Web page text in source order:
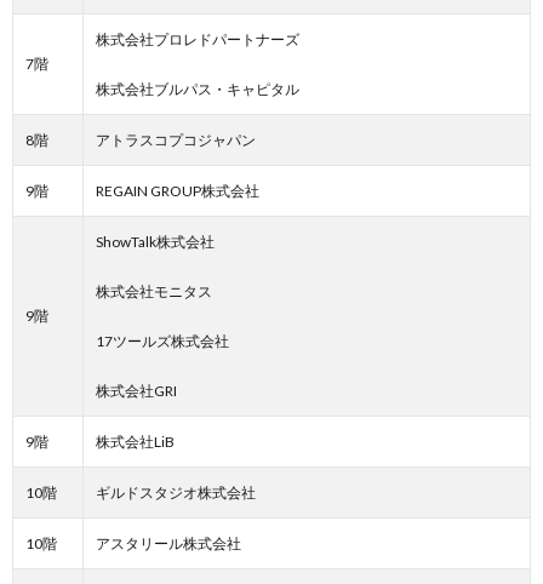
7階
株式会社プロレドパートナーズ
株式会社ブルパス・キャピタル
8階 アトラスコプコジャパン
9階 REGAIN GROUP株式会社
9階
ShowTalk株式会社
株式会社モニタス
17ツールズ株式会社
株式会社GRI
9階 株式会社LiB
10階 ギルドスタジオ株式会社
10階 アスタリール株式会社